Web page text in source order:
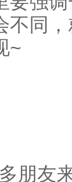
不同
~
朋友